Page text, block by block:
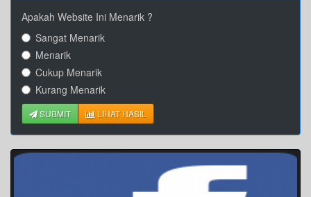
Apakah Website Ini Menarik ?
Sangat Menarik
Menarik
Cukup Menarik
Kurang Menarik
SUBMIT LIHAT HASIL